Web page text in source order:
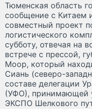
Тюменская область
сообщение с Китаем
совместный проект
логистического
субботу, отвечая на
встрече с прессой,
Моор, который
Сиань (северо-
составе делегации
(УФО), принимающей
ЭКСПО Шелкового